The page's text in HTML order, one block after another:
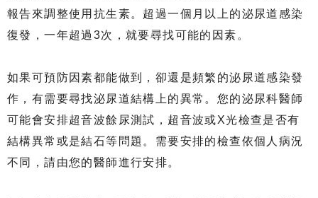
報告來調整使用抗生素。超過一個月以上的泌尿道感染
復發，一年超過3次，就要尋找可能的因素。
如果可預防因素都能做到，卻還是頻繁的泌尿道感染發
作，有需要尋找泌尿道結構上的異常。您的泌尿科醫師
可能會安排超音波餘尿測試，超音波或X光檢查是否有
結構異常或是結石等問題。需要安排的檢查依個人病況
不同，請由您的醫師進行安排。